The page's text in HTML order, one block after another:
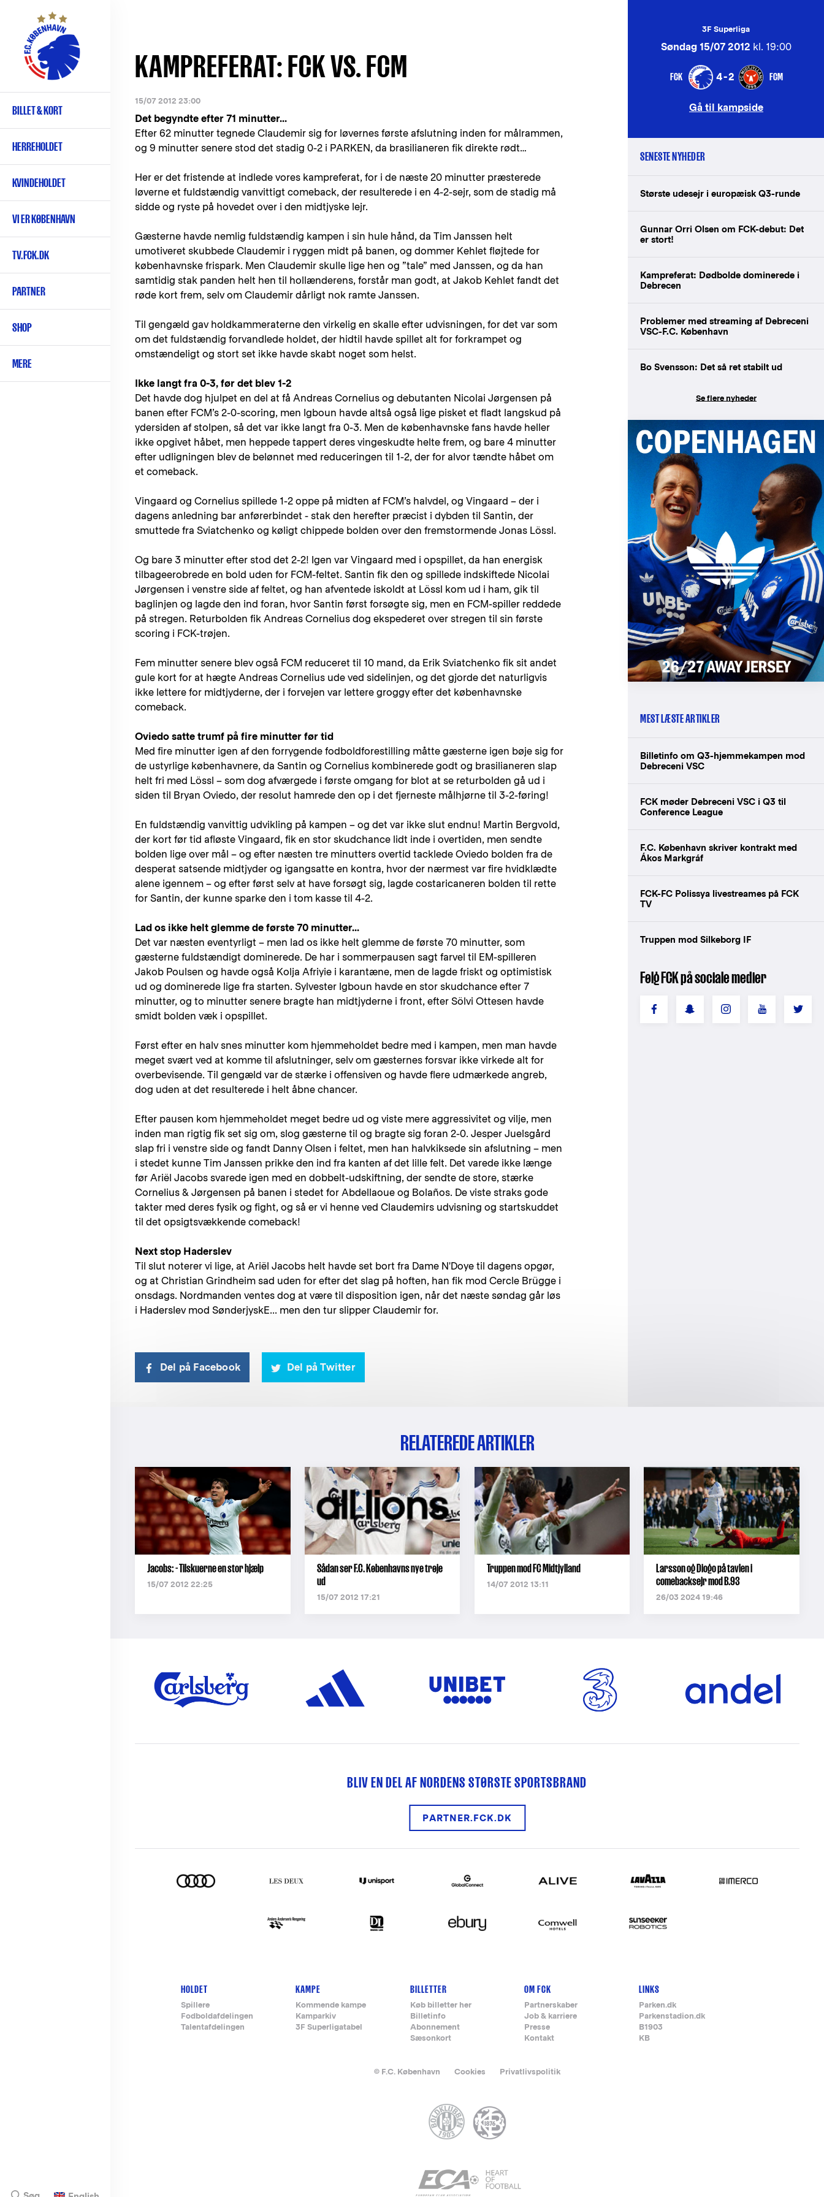
hovedindhold
Primær
navigation
BILLET & KORT
HERREHOLDET
KVINDEHOLDET
VI ER KØBENHAVN
TV.FCK.DK
PARTNER
SHOP
MERE
KAMPREFERAT: FCK VS. FCM
15/07 2012 23:00
Det begyndte efter 71 minutter...
Efter 62 minutter tegnede Claudemir sig for løvernes første afslutning inden for målrammen,
og 9 minutter senere stod det stadig 0-2 i PARKEN, da brasilianeren fik direkte rødt…
Her er det fristende at indlede vores kampreferat, for i de næste 20 minutter præsterede
løverne et fuldstændig vanvittigt comeback, der resulterede i en 4-2-sejr, som de stadig må
sidde og ryste på hovedet over i den midtjyske lejr.
Gæsterne havde nemlig fuldstændig kampen i sin hule hånd, da Tim Janssen helt
umotiveret skubbede Claudemir i ryggen midt på banen, og dommer Kehlet fløjtede for
københavnske frispark. Men Claudemir skulle lige hen og ”tale” med Janssen, og da han
samtidig stak panden helt hen til hollænderens, forstår man godt, at Jakob Kehlet fandt det
røde kort frem, selv om Claudemir dårligt nok ramte Janssen.
Til gengæld gav holdkammeraterne den virkelig en skalle efter udvisningen, for det var som
om det fuldstændig forvandlede holdet, der hidtil havde spillet alt for forkrampet og
omstændeligt og stort set ikke havde skabt noget som helst.
Ikke langt fra 0-3, før det blev 1-2
Det havde dog hjulpet en del at få Andreas Cornelius og debutanten Nicolai Jørgensen på
banen efter FCM’s 2-0-scoring, men Igboun havde altså også lige pisket et fladt langskud på
ydersiden af stolpen, så det var ikke langt fra 0-3. Men de københavnske fans havde heller
ikke opgivet håbet, men heppede tappert deres vingeskudte helte frem, og bare 4 minutter
efter udligningen blev de belønnet med reduceringen til 1-2, der for alvor tændte håbet om
et comeback.
Vingaard og Cornelius spillede 1-2 oppe på midten af FCM’s halvdel, og Vingaard – der i
dagens anledning bar anførerbindet - stak den herefter præcist i dybden til Santin, der
smuttede fra Sviatchenko og køligt chippede bolden over den fremstormende Jonas Lössl.
Og bare 3 minutter efter stod det 2-2! Igen var Vingaard med i opspillet, da han energisk
tilbageerobrede en bold uden for FCM-feltet. Santin fik den og spillede indskiftede Nicolai
Jørgensen i venstre side af feltet, og han afventede iskoldt at Lössl kom ud i ham, gik til
baglinjen og lagde den ind foran, hvor Santin først forsøgte sig, men en FCM-spiller reddede
på stregen. Returbolden fik Andreas Cornelius dog ekspederet over stregen til sin første
scoring i FCK-trøjen.
Fem minutter senere blev også FCM reduceret til 10 mand, da Erik Sviatchenko fik sit andet
gule kort for at hægte Andreas Cornelius ude ved sidelinjen, og det gjorde det naturligvis
ikke lettere for midtjyderne, der i forvejen var lettere groggy efter det københavnske
comeback.
Oviedo satte trumf på fire minutter før tid
Med fire minutter igen af den forrygende fodboldforestilling måtte gæsterne igen bøje sig for
de ustyrlige københavnere, da Santin og Cornelius kombinerede godt og brasilianeren slap
helt fri med Lössl – som dog afværgede i første omgang for blot at se returbolden gå ud i
siden til Bryan Oviedo, der resolut hamrede den op i det fjerneste målhjørne til 3-2-føring!
En fuldstændig vanvittig udvikling på kampen – og det var ikke slut endnu! Martin Bergvold,
der kort før tid afløste Vingaard, fik en stor skudchance lidt inde i overtiden, men sendte
bolden lige over mål – og efter næsten tre minutters overtid tacklede Oviedo bolden fra de
desperat satsende midtjyder og igangsatte en kontra, hvor der nærmest var fire hvidklædte
alene igennem – og efter først selv at have forsøgt sig, lagde costaricaneren bolden til rette
for Santin, der kunne sparke den i tom kasse til 4-2.
Lad os ikke helt glemme de første 70 minutter...
Det var næsten eventyrligt – men lad os ikke helt glemme de første 70 minutter, som
gæsterne fuldstændigt dominerede. De har i sommerpausen sagt farvel til EM-spilleren
Jakob Poulsen og havde også Kolja Afriyie i karantæne, men de lagde friskt og optimistisk
ud og dominerede lige fra starten. Sylvester Igboun havde en stor skudchance efter 7
minutter, og to minutter senere bragte han midtjyderne i front, efter Sölvi Ottesen havde
smidt bolden væk i opspillet.
Først efter en halv snes minutter kom hjemmeholdet bedre med i kampen, men man havde
meget svært ved at komme til afslutninger, selv om gæsternes forsvar ikke virkede alt for
overbevisende. Til gengæld var de stærke i offensiven og havde flere udmærkede angreb,
dog uden at det resulterede i helt åbne chancer.
Efter pausen kom hjemmeholdet meget bedre ud og viste mere aggressivitet og vilje, men
inden man rigtig fik set sig om, slog gæsterne til og bragte sig foran 2-0. Jesper Juelsgård
slap fri i venstre side og fandt Danny Olsen i feltet, men han halvkiksede sin afslutning – men
i stedet kunne Tim Janssen prikke den ind fra kanten af det lille felt. Det varede ikke længe
før Ariël Jacobs svarede igen med en dobbelt-udskiftning, der sendte de store, stærke
Cornelius & Jørgensen på banen i stedet for Abdellaoue og Bolaños. De viste straks gode
takter med deres fysik og fight, og så er vi henne ved Claudemirs udvisning og startskuddet
til det opsigtsvækkende comeback!
Next stop Haderslev
Til slut noterer vi lige, at Ariël Jacobs helt havde set bort fra Dame N'Doye til dagens opgør,
og at Christian Grindheim sad uden for efter det slag på hoften, han fik mod Cercle Brügge i
onsdags. Nordmanden ventes dog at være til disposition igen, når det næste søndag går løs
i Haderslev mod SønderjyskE... men den tur slipper Claudemir for.
Del på Facebook Del på Twitter
3F Superliga
Søndag 15/07 2012 kl. 19:00
FCK 4-2 FCM
Gå til kampside
SENESTE NYHEDER
Største udesejr i europæisk Q3-runde
Gunnar Orri Olsen om FCK-debut: Det
er stort!
Kampreferat: Dødbolde dominerede i
Debrecen
Problemer med streaming af Debreceni
VSC-F.C. København
Bo Svensson: Det så ret stabilt ud
Se flere nyheder
MEST LÆSTE ARTIKLER
Billetinfo om Q3-hjemmekampen mod
Debreceni VSC
FCK møder Debreceni VSC i Q3 til
Conference League
F.C. København skriver kontrakt med
Ákos Markgráf
FCK-FC Polissya livestreames på FCK
TV
Truppen mod Silkeborg IF
Følg FCK på sociale medier
RELATEREDE ARTIKLER
Jacobs: - Tilskuerne en stor hjælp
15/07 2012 22:25
Sådan ser F.C. Københavns nye trøje
ud
15/07 2012 17:21
Truppen mod FC Midtjylland
14/07 2012 13:11
Larsson og Diogo på tavlen i
comebacksejr mod B.93
26/03 2024 19:46
BLIV EN DEL AF NORDENS STØRSTE SPORTSBRAND
PARTNER.FCK.DK
Footer-
menu
HOLDET
Spillere
Fodboldafdelingen
Talentafdelingen
KAMPE
Kommende kampe
Kamparkiv
3F Superligatabel
BILLETTER
Køb billetter her
Billetinfo
Abonnement
Sæsonkort
OM FCK
Partnerskaber
Job & karriere
Presse
Kontakt
LINKS
Parken.dk
Parkenstadion.dk
B1903
KB
© F.C. København Cookies Privatlivspolitik